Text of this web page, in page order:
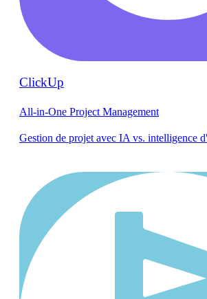
ClickUp
All-in-One Project Management